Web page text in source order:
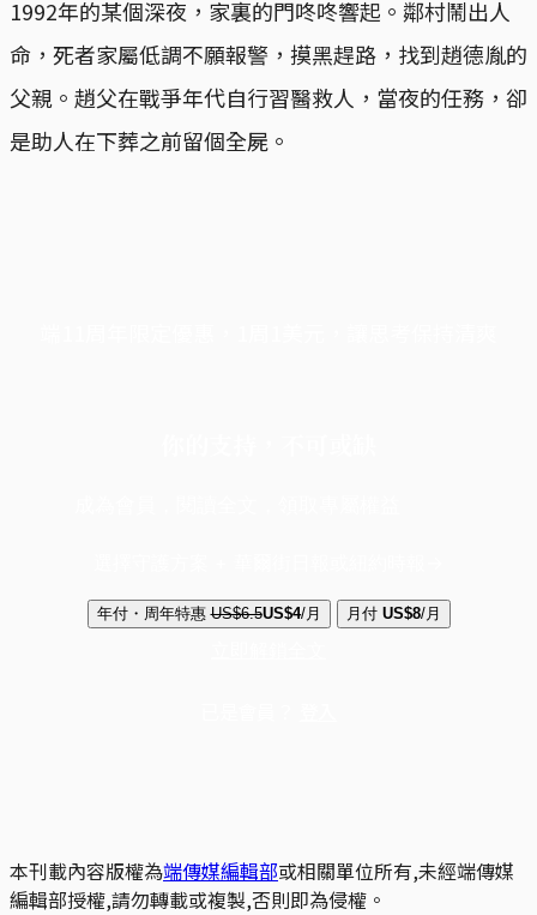
1992年的某個深夜，家裏的門咚咚響起。鄰村鬧出人
命，死者家屬低調不願報警，摸黑趕路，找到趙德胤的
父親。趙父在戰爭年代自行習醫救人，當夜的任務，卻
是助人在下葬之前留個全屍。
年付・周年特惠 US$6.5US$4/月 月付 US$8/月
本刊載內容版權為端傳媒編輯部或相關單位所有,未經端傳媒
編輯部授權,請勿轉載或複製,否則即為侵權。